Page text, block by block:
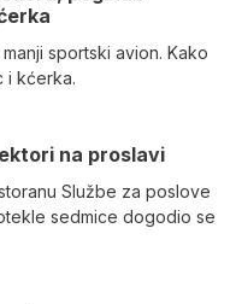
sportski avion. Kako
i kćerka.
na proslavi
Službe za poslove
sedmice dogodio se